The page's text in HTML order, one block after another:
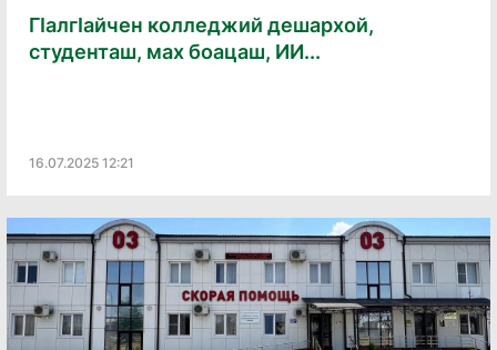
ГӀалгӀайчен колледжий дешархой,
студенташ, мах боацаш, ИИ...
16.07.2025 12:21